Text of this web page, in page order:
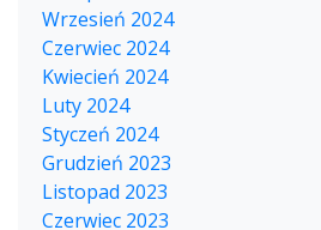
Wrzesień 2024
Czerwiec 2024
Kwiecień 2024
Luty 2024
Styczeń 2024
Grudzień 2023
Listopad 2023
Czerwiec 2023